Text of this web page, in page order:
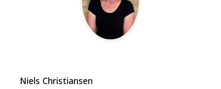
Niels Christiansen